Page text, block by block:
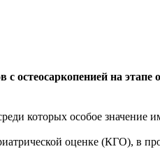
остеосаркопенией на этапе
которых особое значение
оценке (КГО), в